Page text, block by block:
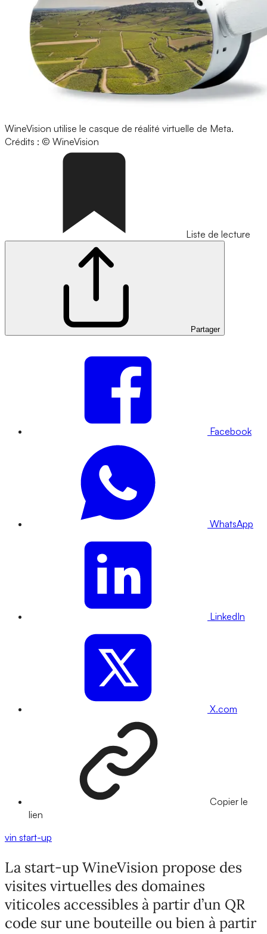
WineVision utilise le casque de réalité virtuelle de Meta.
Crédits : © WineVision
Liste de lecture
Partager
Facebook
WhatsApp
LinkedIn
X.com
Copier le
lien
vin start-up
La start-up WineVision propose des
visites virtuelles des domaines
viticoles accessibles à partir d’un QR
code sur une bouteille ou bien à partir